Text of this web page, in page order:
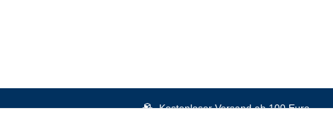
Kostenloser Versand ab 100 Euro